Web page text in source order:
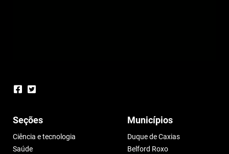
Seções
Ciência e tecnologia
Saúde
Municípios
Duque de Caxias
Belford Roxo